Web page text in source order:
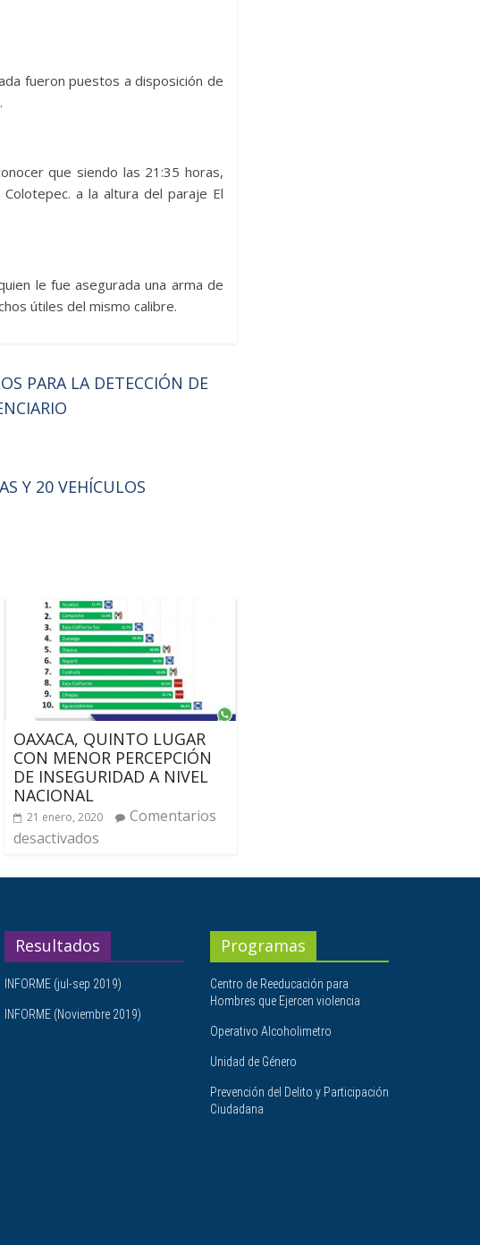
fueron puestos a disposición de
que siendo las 21:35 horas,
a la altura del paraje El
le fue asegurada una arma de
útiles del mismo calibre.
PARA LA DETECCIÓN DE
Y 20 VEHÍCULOS
OAXACA, QUINTO LUGAR
CON MENOR PERCEPCIÓN
DE INSEGURIDAD A NIVEL
NACIONAL
21 enero, 2020
Comentarios
desactivados
Resultados
INFORME (jul-sep 2019)
INFORME (Noviembre 2019)
Programas
Centro de Reeducación para
Hombres que Ejercen violencia
Operativo Alcoholimetro
Unidad de Género
Prevención del Delito y Participación
Ciudadana